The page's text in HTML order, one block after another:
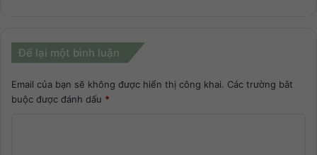
Để lại một bình luận
Email của bạn sẽ không được hiển thị công khai. Các trường bắt
buộc được đánh dấu *